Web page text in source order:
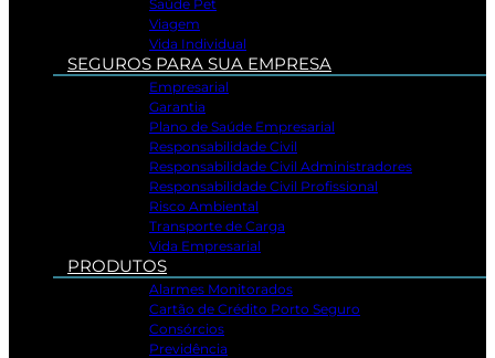
Saúde Pet
Viagem
Vida Individual
SEGUROS PARA SUA EMPRESA
Empresarial
Garantia
Plano de Saúde Empresarial
Responsabilidade Civil
Responsabilidade Civil Administradores
Responsabilidade Civil Profissional
Risco Ambiental
Transporte de Carga
Vida Empresarial
PRODUTOS
Alarmes Monitorados
Cartão de Crédito Porto Seguro
Consórcios
Previdência